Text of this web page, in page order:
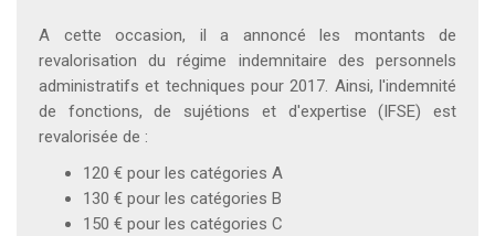
A cette occasion, il a annoncé les montants de
revalorisation du régime indemnitaire des personnels
administratifs et techniques pour 2017. Ainsi, l'indemnité
de fonctions, de sujétions et d'expertise (IFSE) est
revalorisée de :
120 € pour les catégories A
130 € pour les catégories B
150 € pour les catégories C